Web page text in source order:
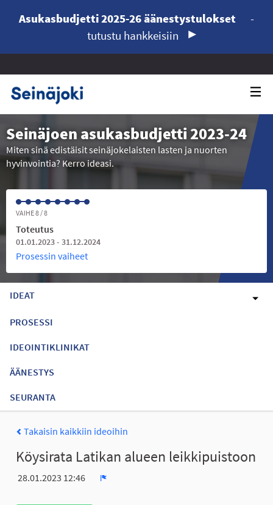
Asukasbudjetti 2025-26 äänestystulokset
-
tutustu hankkeisiin
Seinäjoen asukasbudjetti 2023-24
Miten sinä edistäisit seinäjokelaisten lasten ja nuorten
hyvinvointia? Kerro ideasi.
VAIHE 8 / 8
Toteutus
01.01.2023 - 31.12.2024
Prosessin vaiheet
IDEAT
PROSESSI
IDEOINTIKLINIKAT
ÄÄNESTYS
SEURANTA
Takaisin kaikkiin ideoihin
Köysirata Latikan alueen leikkipuistoon
28.01.2023 12:46